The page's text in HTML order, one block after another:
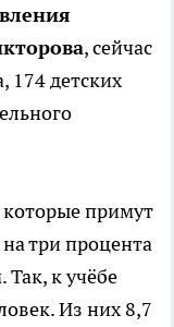
, сейчас
174 детских
примут
три процента
к учёбе
Из них 8,7